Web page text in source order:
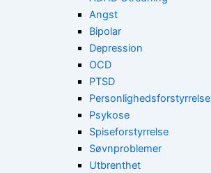
Angst
Bipolar
Depression
OCD
PTSD
Personlighedsforstyrrelse
Psykose
Spiseforstyrrelse
Søvnproblemer
Utbrenthet